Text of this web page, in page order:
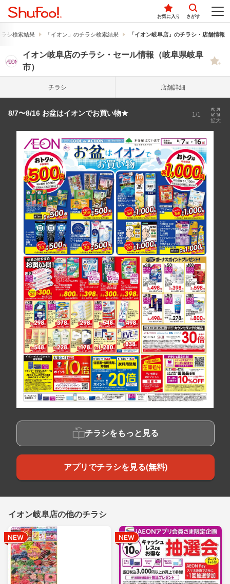
お気に入り さがす
シ検索結果 「イオン」のチラシ検索結果 「イオン岐阜店」のチラシ・店舗情報
イオン岐阜店のチラシ・セール情報（岐阜県岐阜
市）
チラシ 店舗詳細
8/7〜8/16 お盆はイオンでお買い物★ 1/1
拡大
チラシをもっと見る
アプリでチラシを見る(無料)
イオン岐阜店の他のチラシ